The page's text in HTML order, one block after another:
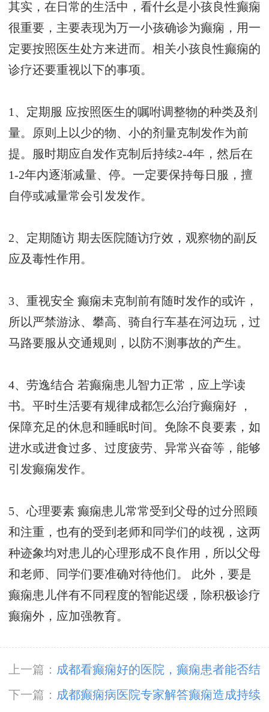
其实，在日常的生活中，看什幺是小孩良性癫痫
很重要，主要表现为万一小孩确诊为癫痫，用一
定要按照医生处方来进而。相关小孩良性癫痫的
诊疗还要重视以下的事项。
1、定期服 应按照医生的嘱咐调整物的种类及剂
量。原则上以少的物、小的剂量克制发作为前
提。服时期应自发作克制后持续2-4年，然后在
1-2年内逐渐减量、停。一定要保持每日服，擅
自停或减量常会引发发作。
2、定期随访 期去医院随访疗效，观察物的副反
应及毒性作用。
3、重视安全 癫痫未克制前有随时发作的或许，
所以严禁游泳、攀高、骑自行车基在河边玩，过
马路要服从交通规则，以防不测事故的产生。
4、劳逸结合 若癫痫患儿智力正常，应上学读
书。平时生活要有规律成都怎么治疗癫痫好 ，
保障充足的休息和睡眠时间。免除不良要素，如
进水或进食过多、过度疲劳、异常兴奋等，能够
引发癫痫发作。
5、心理要素 癫痫患儿常常受到父母的过分照顾
和注重，也有的受到老师和同学们的歧视，这两
种迹象均对患儿的心理形成不良作用，所以父母
和老师、同学们要准确对待他们。 此外，要是
癫痫患儿伴有不同程度的智能迟缓，除积极诊疗
癫痫外，应加强教育。
上一篇： 成都看癫痫好的医院，癫痫患者能否结
婚生育?
下一篇： 成都癫痫病医院专家解答癫痫造成持续